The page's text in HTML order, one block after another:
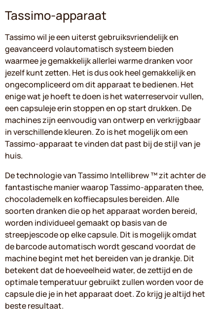
Tassimo-apparaat
Tassimo wil je een uiterst gebruiksvriendelijk en
geavanceerd volautomatisch systeem bieden
waarmee je gemakkelijk allerlei warme dranken voor
jezelf kunt zetten. Het is dus ook heel gemakkelijk en
ongecompliceerd om dit apparaat te bedienen. Het
enige wat je hoeft te doen is het waterreservoir vullen,
een capsuleje erin stoppen en op start drukken. De
machines zijn eenvoudig van ontwerp en verkrijgbaar
in verschillende kleuren. Zo is het mogelijk om een ​​
Tassimo-apparaat te vinden dat past bij de stijl van je
huis.
De technologie van Tassimo Intellibrew ™ zit achter de
fantastische manier waarop Tassimo-apparaten thee,
chocolademelk en koffiecapsules bereiden. Alle
soorten dranken die op het apparaat worden bereid,
worden individueel gemaakt op basis van de
streepjescode op elke capsule. Dit is mogelijk omdat
de barcode automatisch wordt gescand voordat de
machine begint met het bereiden van je drankje. Dit
betekent dat de hoeveelheid water, de zettijd en de
optimale temperatuur gebruikt zullen worden voor de
capsule die je in het apparaat doet. Zo krijg je altijd het
beste resultaat.